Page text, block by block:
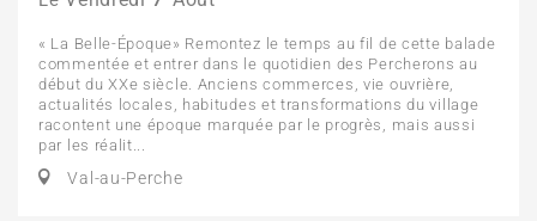
« La Belle-Époque» Remontez le temps au fil de cette balade
commentée et entrer dans le quotidien des Percherons au
début du XXe siècle. Anciens commerces, vie ouvrière,
actualités locales, habitudes et transformations du village
racontent une époque marquée par le progrès, mais aussi
par les réalit...
Val-au-Perche